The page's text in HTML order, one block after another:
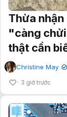
Thừa
"càng
thật cần
Christine May ✔
3 giờ trước